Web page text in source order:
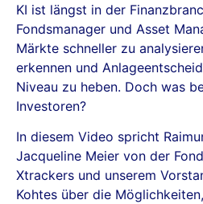
KI ist längst in der
Fondsmanager und Asset
Märkte schneller zu
erkennen und
Niveau zu heben. Doch was
Investoren?
In diesem Video spricht
Jacqueline Meier von der
Xtrackers und unserem
Kohtes über die